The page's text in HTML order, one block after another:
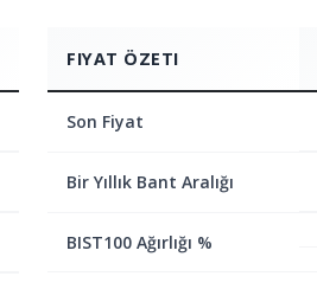
FIYAT ÖZETI
Son Fiyat
Bir Yıllık Bant Aralığı
BIST100 Ağırlığı %